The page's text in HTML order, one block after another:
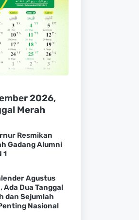
2026,
Merah
Resmikan
Gadang Alumni
1
Agustus
Ada Dua Tanggal
dan Sejumlah
Nasional